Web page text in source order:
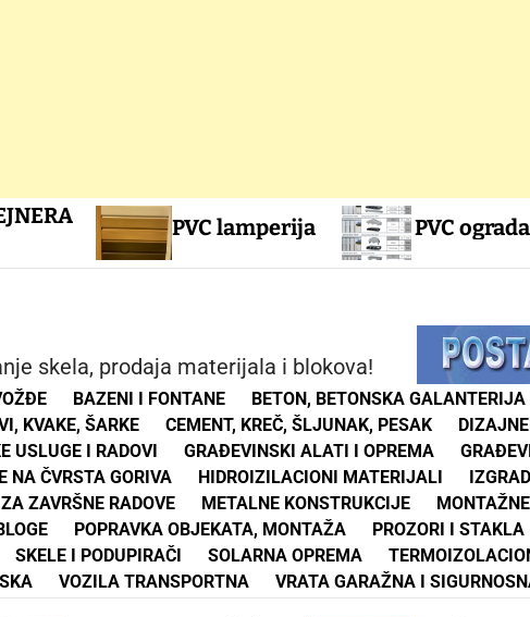
PVC lamperija PVC ograda
skela, prodaja materijala i blokova!
BAZENI I FONTANE BETON, BETONSKA GALANTERIJA
KVAKE, ŠARKE CEMENT, KREČ, ŠLJUNAK, PESAK
USLUGE I RADOVI GRAĐEVINSKI ALATI I OPREMA
NA ČVRSTA GORIVA HIDROIZILACIONI MATERIJALI
ZAVRŠNE RADOVE METALNE KONSTRUKCIJE
POPRAVKA OBJEKATA, MONTAŽA PROZORI I STAKLA
SKELE I PODUPIRAČI SOLARNA OPREMA
VOZILA TRANSPORTNA VRATA GARAŽNA I